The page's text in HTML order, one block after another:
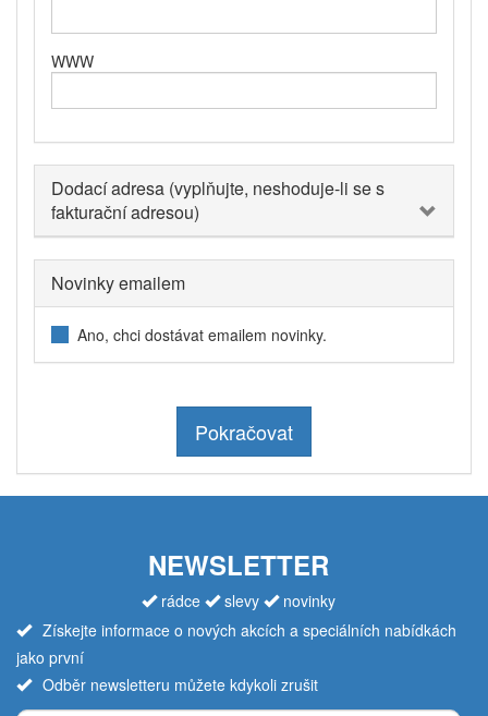
WWW
Dodací adresa (vyplňujte, neshoduje-li se s
fakturační adresou)
Novinky emailem
Ano, chci dostávat emailem novinky.
Pokračovat
NEWSLETTER
rádce slevy
novinky
Získejte informace o nových akcích a speciálních nabídkách
jako první
Odběr newsletteru můžete kdykoli zrušit